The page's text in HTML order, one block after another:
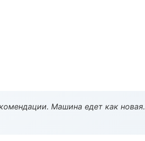
Машина едет как новая.